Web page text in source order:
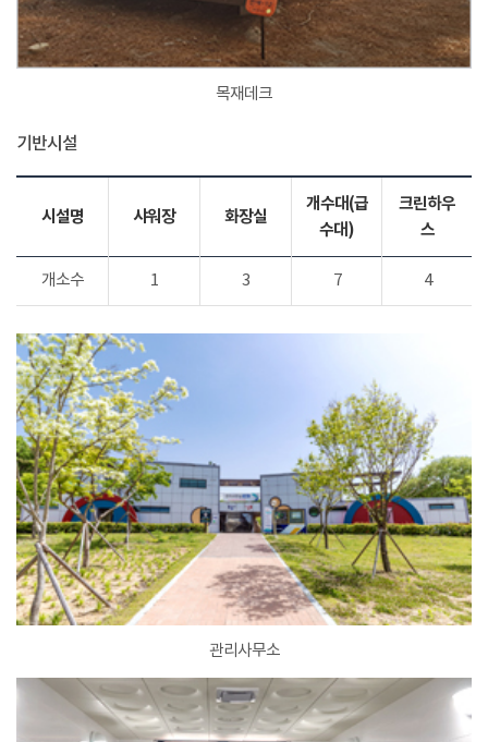
목재데크
기반시설
시설명 샤워장 화장실
개수대(급
수대)
크린하우
스
개소수 1 3 7 4
관리사무소